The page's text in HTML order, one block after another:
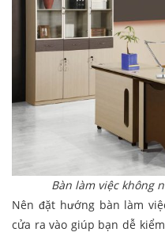
Bàn làm việc không
Nên đặt hướng bàn làm
cửa ra vào giúp bạn dễ